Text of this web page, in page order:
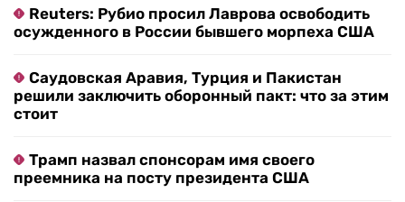
Reuters: Рубио просил Лаврова освободить
осужденного в России бывшего морпеха США
Саудовская Аравия, Турция и Пакистан
решили заключить оборонный пакт: что за этим
стоит
Трамп назвал спонсорам имя своего
преемника на посту президента США